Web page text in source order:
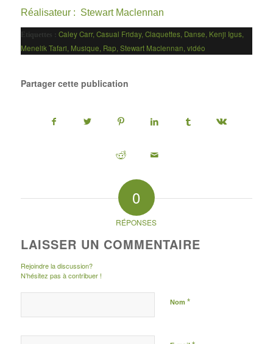
Réalisateur : Stewart Maclennan
Etiquettes : Caley Carr, Casual Friday, Claquettes, Danse, Kenji Igus,
Menelik Tafari, Musique, Rap, Stewart Maclennan, vidéo
Partager cette publication
0
RÉPONSES
LAISSER UN COMMENTAIRE
Rejoindre la discussion?
N’hésitez pas à contribuer !
Nom *